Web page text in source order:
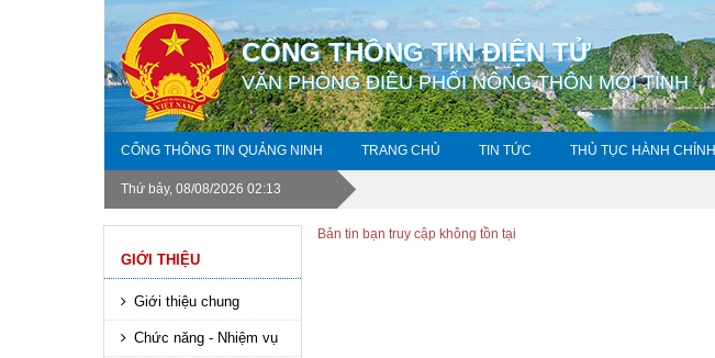
CỔNG THÔNG TIN ĐIỆN TỬ
VĂN PHÒNG ĐIỀU PHỐI NÔNG THÔN MỚI TỈNH
CỔNG THÔNG TIN QUẢNG NINH TRANG CHỦ TIN TỨC THỦ TỤC HÀNH CHÍNH
Thứ bảy, 08/08/2026 02:13
GIỚI THIỆU
Giới thiệu chung
Chức năng - Nhiệm vụ
Bản tin bạn truy cập không tồn tại